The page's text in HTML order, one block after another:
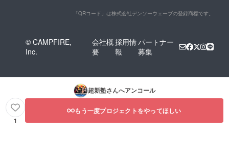
「QRコード」は株式会社デンソーウェーブの登録商標です。
© CAMPFIRE,
Inc.
会社概
要
採用情
報
パートナー
募集
超新塾さんへアンコール
1
もう一度プロジェクトをやってほしい